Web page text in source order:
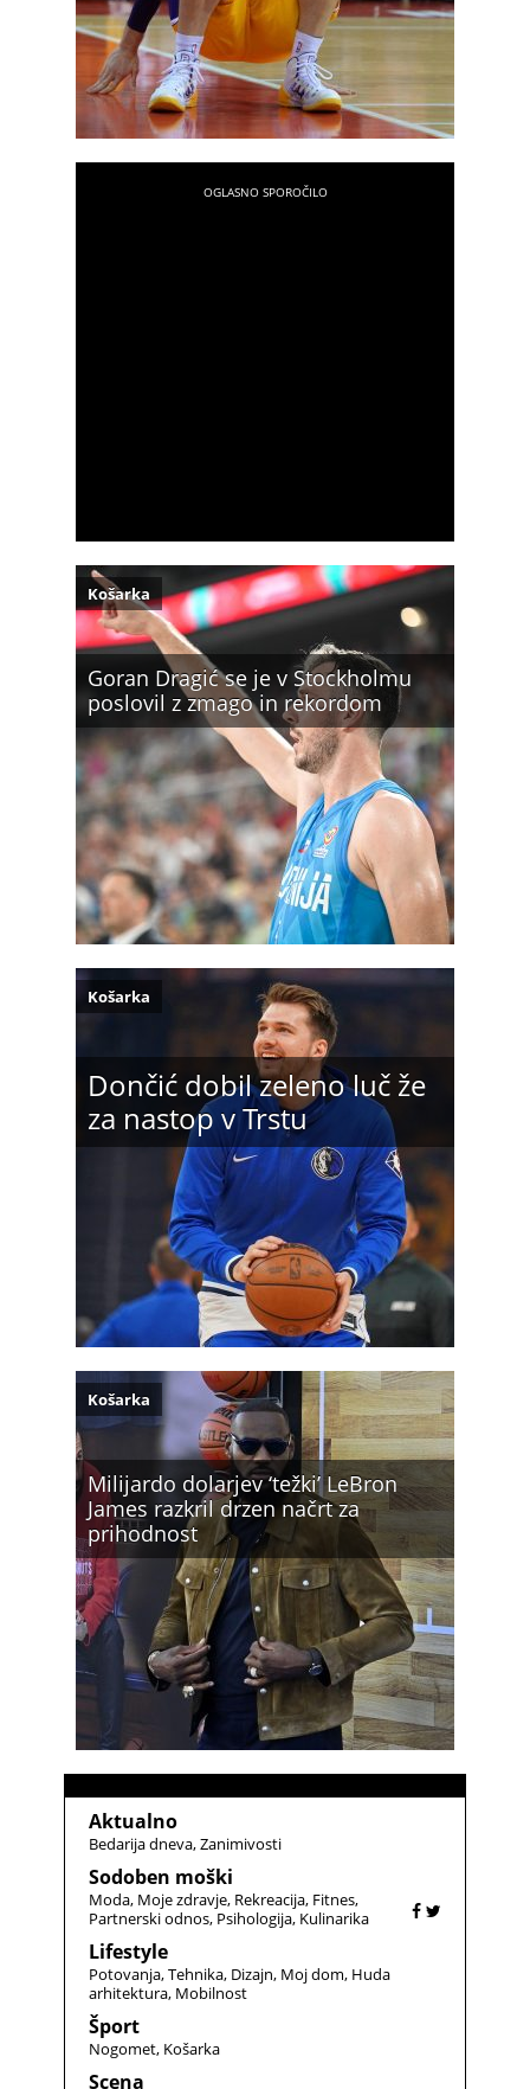
Goran Dragić se je v Stockholmu
poslovil z zmago in rekordom
Košarka
Dončić dobil zeleno luč že
za nastop v Trstu
Košarka
Milijardo dolarjev ‘težki’ LeBron
James razkril drzen načrt za
prihodnost
Košarka
Aktualno
Bedarija dneva Zanimivosti
Sodoben moški
Moda Moje zdravje Rekreacija Fitnes
Partnerski odnos Psihologija Kulinarika
Lifestyle
Potovanja Tehnika Dizajn Moj dom Huda
arhitektura Mobilnost
Šport
Nogomet Košarka
Scena